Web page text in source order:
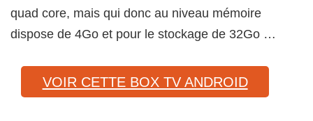
quad core, mais qui donc au niveau mémoire
dispose de 4Go et pour le stockage de 32Go …
VOIR CETTE BOX TV ANDROID